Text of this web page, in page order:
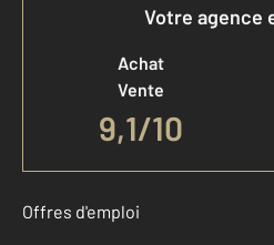
Votre agence
Achat
Vente
9,1/10
Offres d'emploi